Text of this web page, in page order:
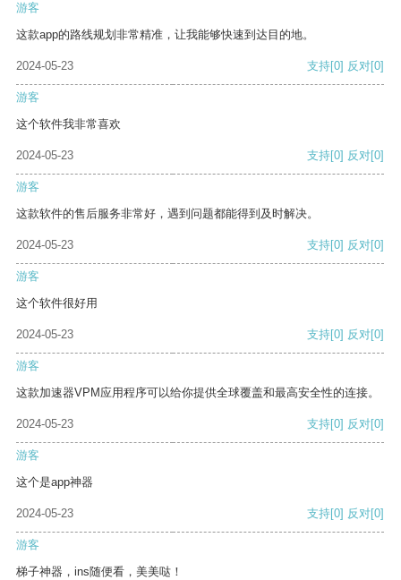
游客
这款app的路线规划非常精准，让我能够快速到达目的地。
2024-05-23 支持[0] 反对[0]
游客
这个软件我非常喜欢
2024-05-23 支持[0] 反对[0]
游客
这款软件的售后服务非常好，遇到问题都能得到及时解决。
2024-05-23 支持[0] 反对[0]
游客
这个软件很好用
2024-05-23 支持[0] 反对[0]
游客
这款加速器VPM应用程序可以给你提供全球覆盖和最高安全性的连接。
2024-05-23 支持[0] 反对[0]
游客
这个是app神器
2024-05-23 支持[0] 反对[0]
游客
梯子神器，ins随便看，美美哒！